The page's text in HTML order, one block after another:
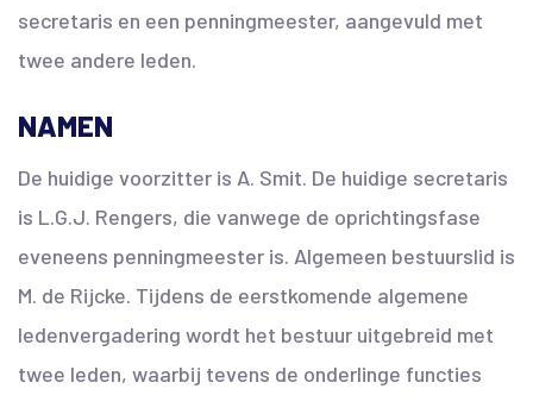
secretaris en een penningmeester, aangevuld met
twee andere leden.
NAMEN
De huidige voorzitter is A. Smit. De huidige secretaris
is L.G.J. Rengers, die vanwege de oprichtingsfase
eveneens penningmeester is. Algemeen bestuurslid is
M. de Rijcke. Tijdens de eerstkomende algemene
ledenvergadering wordt het bestuur uitgebreid met
twee leden, waarbij tevens de onderlinge functies